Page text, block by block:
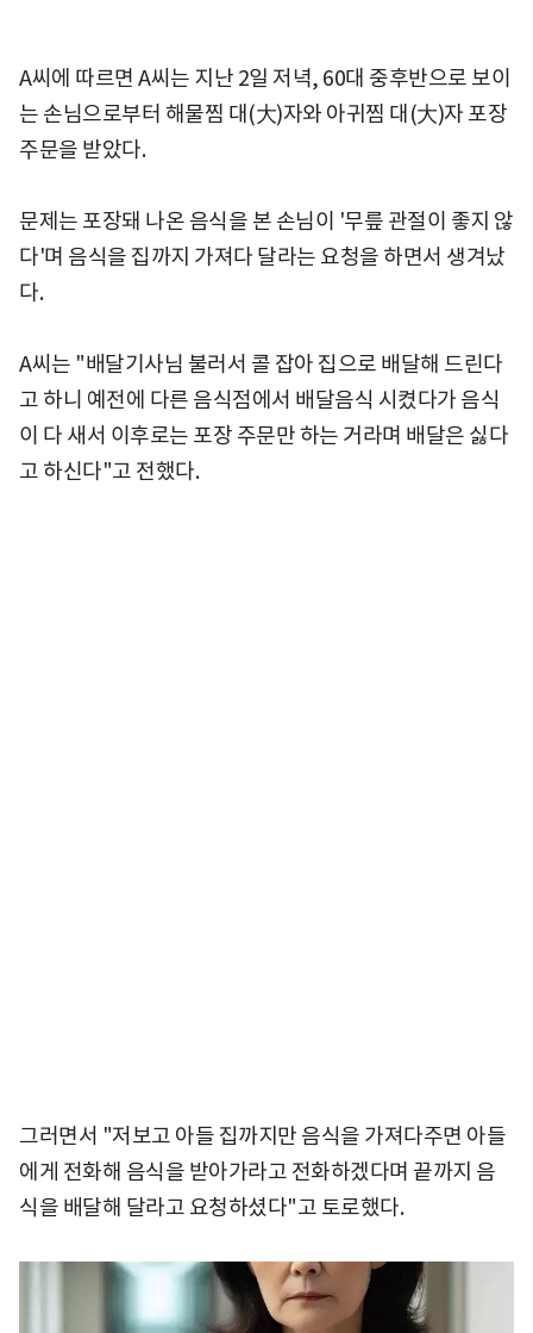
A씨에 따르면 A씨는 지난 2일 저녁, 60대 중후반으로 보이
는 손님으로부터 해물찜 대(大)자와 아귀찜 대(大)자 포장
주문을 받았다.
문제는 포장돼 나온 음식을 본 손님이 '무릎 관절이 좋지 않
다'며 음식을 집까지 가져다 달라는 요청을 하면서 생겨났
다.
A씨는 "배달기사님 불러서 콜 잡아 집으로 배달해 드린다
고 하니 예전에 다른 음식점에서 배달음식 시켰다가 음식
이 다 새서 이후로는 포장 주문만 하는 거라며 배달은 싫다
고 하신다"고 전했다.
그러면서 "저보고 아들 집까지만 음식을 가져다주면 아들
에게 전화해 음식을 받아가라고 전화하겠다며 끝까지 음
식을 배달해 달라고 요청하셨다"고 토로했다.